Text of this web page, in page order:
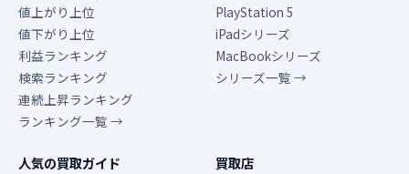
値上がり上位
値下がり上位
利益ランキング
検索ランキング
連続上昇ランキング
ランキング一覧 →
PlayStation 5
iPadシリーズ
MacBookシリーズ
シリーズ一覧 →
人気の買取ガイド 買取店